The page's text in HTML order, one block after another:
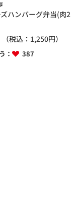
ハンバーグ弁当(肉2
（税込： 1,250円）
： 387